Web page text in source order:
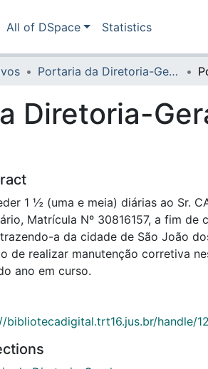
All of DSpace Statistics
Portaria da Diretoria-Geral
Diretoria-
1 ½ (uma e meia) diárias ao Sr.
Matrícula Nº 30816157, a fim
a da cidade de São João
de realizar manutenção corretiva
ano em curso.
bibliotecadigital.trt16.jus.br/handle/